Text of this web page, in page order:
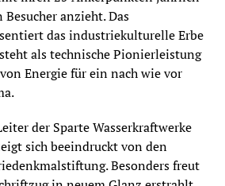
anzieht. Das
das industriekulturelle Erbe
als technische Pionierleistung
Energie für ein nach wie vor
der Sparte Wasserkraftwerke
sich beeindruckt von den
Besonders freut